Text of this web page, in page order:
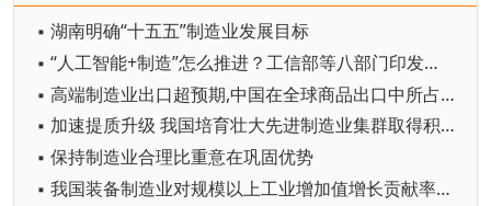
▪ 湖南明确“十五五”制造业发展目标
▪ “人工智能+制造”怎么推进？工信部等八部门印发专项行动实施意见
▪ 高端制造业出口超预期,中国在全球商品出口中所占份额有望持续增加
▪ 加速提质升级 我国培育壮大先进制造业集群取得积极进展
▪ 保持制造业合理比重意在巩固优势
▪ 我国装备制造业对规模以上工业增加值增长贡献率达59.4%